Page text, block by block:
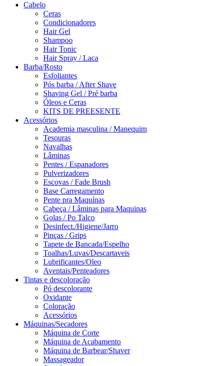
Cabelo
Ceras
Condicionadores
Hair Gel
Shampoo
Hair Tonic
Hair Spray / Laca
Barba/Rosto
Esfoliantes
Pós barba / After Shave
Shaving Gel / Pré barba
Óleos e Ceras
KITS DE PREESENTE
Acessórios
Academia masculina / Manequim
Tesouras
Navalhas
Lâminas
Pentes / Espanadores
Pulverizadores
Escovas / Fade Brush
Base Carregamento
Pente pra Maquínas
Cabeça / Lâminas para Maquinas
Golas / Po Talco
Desinfect./Higiene/Jarro
Pinças / Grips
Tapete de Bancada/Espelho
Toalhas/Luvas/Descartaveis
Lubrificantes/Oleo
Aventais/Penteadores
Tintas e descoloração
Pó descolorante
Oxidante
Coloração
Acessórios
Máquinas/Secadores
Máquina de Corte
Máquina de Acabamento
Máquina de Barbear/Shaver
Massageador